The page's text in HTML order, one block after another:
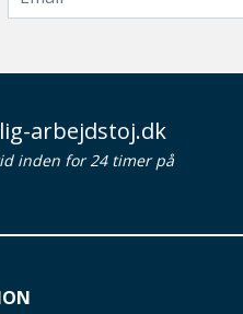
arbejdstoj.dk
inden for 24 timer på